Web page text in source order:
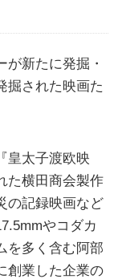
新たに発掘・
掘された映画た
皇太子渡欧映
た横田商会製作
の記録映画など
やコダカ
を多く含む阿部
創業した企業の